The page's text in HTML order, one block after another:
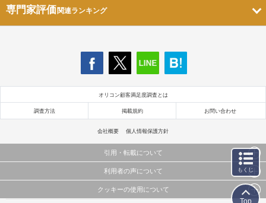
専門家評価関連ランキング
オリコン顧客満足度調査とは
調査方法 掲載規約 お問い合わせ
会社概要 個人情報保護方針
引用・転載について
当サイトで公開されている情報（文字、写真、イラスト、画像データ等）及びこれらの配置・
これらの情報を権利者の許可なく無断転載・複製などの二次利用を行うことは固く禁じており
利用者の声について
当サイトに掲載している内容はすべてサービスの利用者が提出された見解・感想です。
クッキーの使用について
もくじ
Top